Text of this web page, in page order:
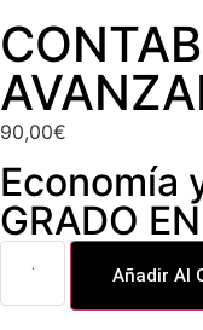
90,00€
Economía
GRADO
Añadir Al